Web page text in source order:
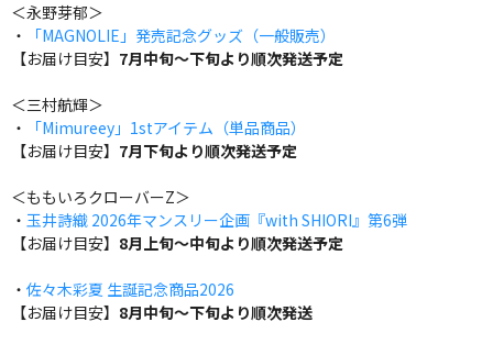
＜永野芽郁＞
・
「MAGNOLIE」発売記念グッズ（一般販売）
【お届け目安】 7月中旬～下旬より順次発送予定
＜三村航輝＞
・
「Mimureey」1stアイテム（単品商品）
【お届け目安】 7月下旬より順次発送予定
＜ももいろクローバーZ＞
・ 玉井詩織 2026年マンスリー企画『with SHIORI』第6弾
【お届け目安】 8月上旬～中旬より順次発送予定
・ 佐々木彩夏 生誕記念商品2026
【お届け目安】 8月中旬～下旬より順次発送